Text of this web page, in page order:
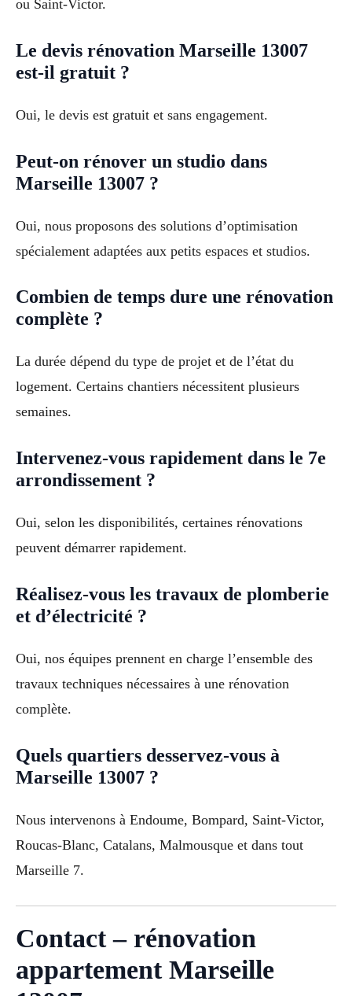
ou Saint-Victor.
Le devis rénovation Marseille 13007
est-il gratuit ?
Oui, le devis est gratuit et sans engagement.
Peut-on rénover un studio dans
Marseille 13007 ?
Oui, nous proposons des solutions d’optimisation
spécialement adaptées aux petits espaces et studios.
Combien de temps dure une rénovation
complète ?
La durée dépend du type de projet et de l’état du
logement. Certains chantiers nécessitent plusieurs
semaines.
Intervenez-vous rapidement dans le 7e
arrondissement ?
Oui, selon les disponibilités, certaines rénovations
peuvent démarrer rapidement.
Réalisez-vous les travaux de plomberie
et d’électricité ?
Oui, nos équipes prennent en charge l’ensemble des
travaux techniques nécessaires à une rénovation
complète.
Quels quartiers desservez-vous à
Marseille 13007 ?
Nous intervenons à Endoume, Bompard, Saint-Victor,
Roucas-Blanc, Catalans, Malmousque et dans tout
Marseille 7.
Contact – rénovation
appartement Marseille